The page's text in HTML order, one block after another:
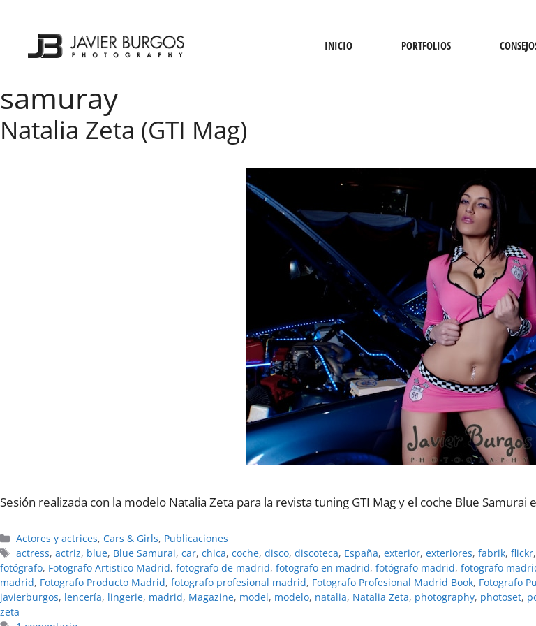
contenido
INICIO PORTFOLIOS
samuray
Natalia Zeta (GTI Mag)
Sesión realizada con la modelo Natalia Zeta para la revista tuning GTI Mag y el coche Blue Samurai
Categorías
Actores y actrices,Cars & Girls, Publicaciones
Etiquetas
actress,actriz, blue, Blue Samurai,car,chica,coche,disco,discoteca, España,exterior,exteriores,fabrik,flickr
fotógrafo, Fotografo Artistico Madrid, fotografo de madrid, fotografo en madrid, fotógrafo madrid, fotografo
madrid, Fotografo Producto Madrid, fotografo profesional madrid, Fotografo Profesional Madrid Book, Fotografo
javierburgos, lencerí­a, lingerie, madrid, Magazine, model, modelo, natalia, Natalia Zeta, photography, photoset,
zeta